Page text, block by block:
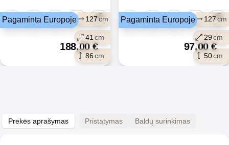
127cm
41 cm
86cm
Pagaminta Europoje +5
188,00€
127cm
29cm
50cm
Pagaminta Europoje +5
97,00€
Prekės aprašymas Pristatymas Baldų surinkimas